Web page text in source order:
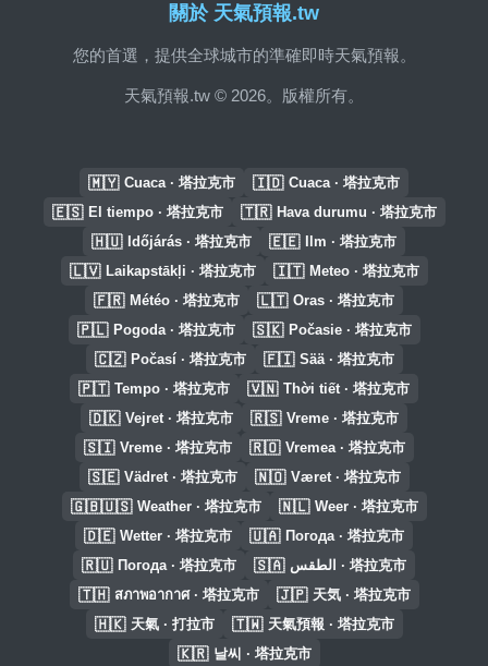
關於 天氣預報.tw
您的首選，提供全球城市的準確即時天氣預報。
天氣預報.tw © 2026。版權所有。
🇲🇾 Cuaca · 塔拉克市 🇮🇩 Cuaca · 塔拉克市
🇪🇸 El tiempo · 塔拉克市 🇹🇷 Hava durumu · 塔拉克市
🇭🇺 Időjárás · 塔拉克市 🇪🇪 Ilm · 塔拉克市
🇱🇻 Laikapstākļi · 塔拉克市 🇮🇹 Meteo · 塔拉克市
🇫🇷 Météo · 塔拉克市 🇱🇹 Oras · 塔拉克市
🇵🇱 Pogoda · 塔拉克市 🇸🇰 Počasie · 塔拉克市
🇨🇿 Počasí · 塔拉克市 🇫🇮 Sää · 塔拉克市
🇵🇹 Tempo · 塔拉克市 🇻🇳 Thời tiết · 塔拉克市
🇩🇰 Vejret · 塔拉克市 🇷🇸 Vreme · 塔拉克市
🇸🇮 Vreme · 塔拉克市 🇷🇴 Vremea · 塔拉克市
🇸🇪 Vädret · 塔拉克市 🇳🇴 Været · 塔拉克市
🇬🇧🇺🇸 Weather · 塔拉克市 🇳🇱 Weer · 塔拉克市
🇩🇪 Wetter · 塔拉克市 🇺🇦 Погода · 塔拉克市
🇷🇺 Погода · 塔拉克市 🇸🇦 الطقس · 塔拉克市
🇹🇭 สภาพอากาศ · 塔拉克市 🇯🇵 天気 · 塔拉克市
🇭🇰 天氣 · 打拉市 🇹🇼 天氣預報 · 塔拉克市
🇰🇷 날씨 · 塔拉克市